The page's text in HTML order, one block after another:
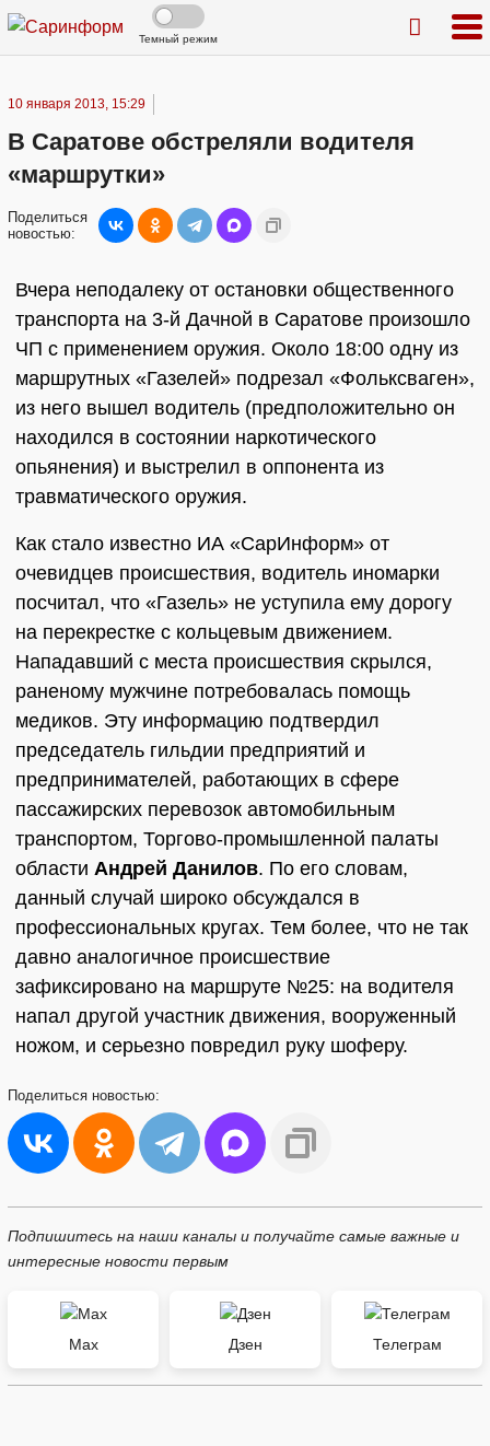
Темный режим
10 января 2013, 15:29
В Саратове обстреляли водителя
«маршрутки»
Поделиться
новостью:
Вчера неподалеку от остановки общественного
транспорта на 3-й Дачной в Саратове произошло
ЧП с применением оружия. Около 18:00 одну из
маршрутных «Газелей» подрезал «Фольксваген»,
из него вышел водитель (предположительно он
находился в состоянии наркотического
опьянения) и выстрелил в оппонента из
травматического оружия.
Как стало известно ИА «СарИнформ» от
очевидцев происшествия, водитель иномарки
посчитал, что «Газель» не уступила ему дорогу
на перекрестке с кольцевым движением.
Нападавший с места происшествия скрылся,
раненому мужчине потребовалась помощь
медиков. Эту информацию подтвердил
председатель гильдии предприятий и
предпринимателей, работающих в сфере
пассажирских перевозок автомобильным
транспортом, Торгово-промышленной палаты
области Андрей Данилов. По его словам,
данный случай широко обсуждался в
профессиональных кругах. Тем более, что не так
давно аналогичное происшествие
зафиксировано на маршруте №25: на водителя
напал другой участник движения, вооруженный
ножом, и серьезно повредил руку шоферу.
Поделиться новостью:
Подпишитесь на наши каналы и получайте самые важные и
интересные новости первым
Max Дзен Телеграм